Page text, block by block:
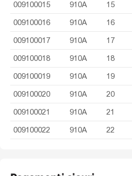
009100015 910A 15
009100016 910A 16
009100017 910A 17
009100018 910A 18
009100019 910A 19
009100020 910A 20
009100021 910A 21
009100022 910A 22